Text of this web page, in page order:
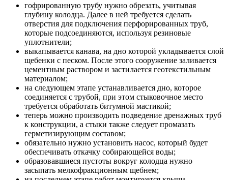
гофрированную трубу нужно обрезать, учитывая
глубину колодца. Далее в ней требуется сделать
отверстия для подключения перфорированных труб,
которые подсоединяются, используя резиновые
уплотнители;
выкапывается канава, на дно которой укладывается слой
щебенки с песком. После этого сооружение заливается
цементным раствором и застилается геотекстильным
материалом;
на следующем этапе устанавливается дно, которое
соединяется с трубой, при этом стыковочное место
требуется обработать битумной мастикой;
теперь можно производить подведение дренажных труб
к конструкции, а стыки также следует промазать
герметизирующим составом;
обязательно нужно установить насос, который будет
обеспечивать откачку собирающейся воды;
образовавшиеся пустоты вокруг колодца нужно
засыпать мелкофракционным щебнем;